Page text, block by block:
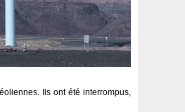
Ils ont été interrompus,